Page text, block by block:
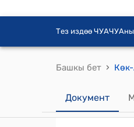
Тез издөө ЧУА
Башкы бет ›
Документ